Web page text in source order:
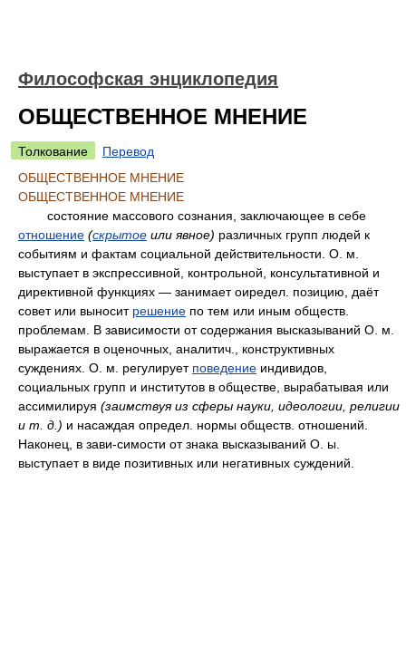
Философская энциклопедия
ОБЩЕСТВЕННОЕ МНЕНИЕ
Толкование
Перевод
ОБЩЕСТВЕННОЕ МНЕНИЕ
ОБЩЕСТВЕННОЕ МНЕНИЕ
состояние массового сознания, заключающее в себе
отношение (скрытое или явное) различных групп людей к
событиям и фактам социальной действительности. О. м.
выступает в экспрессивной, контрольной, консультативной и
директивной функциях — занимает оиредел. позицию, даёт
совет или выносит решение по тем или иным обществ.
проблемам. В зависимости от содержания высказываний О. м.
выражается в оценочных, аналитич., конструктивных
суждениях. О. м. регулирует поведение индивидов,
социальных групп и институтов в обществе, вырабатывая или
ассимилируя (заимствуя из сферы науки, идеологии, религии
и т. д.) и насаждая определ. нормы обществ. отношений.
Наконец, в зави-симости от знака высказываний О. ы.
выступает в виде позитивных или негативных суждений.